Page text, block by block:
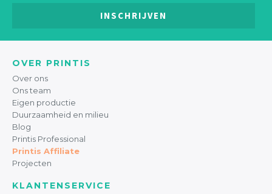
INSCHRIJVEN
OVER PRINTIS
Over ons
Ons team
Eigen productie
Duurzaamheid en milieu
Blog
Printis Professional
Printis Affiliate
Projecten
KLANTENSERVICE